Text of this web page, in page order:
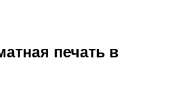
печать в